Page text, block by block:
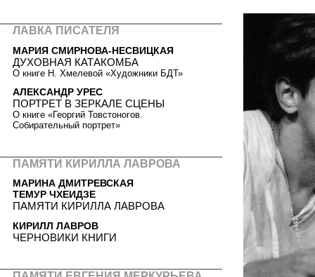
ЛАВКА ПИСАТЕЛЯ
МАРИЯ СМИРНОВА-НЕСВИЦКАЯ
ДУХОВНАЯ КАТАКОМБА
О книге Н. Хмелевой «Художники БДТ»
АЛЕКСАНДР УРЕС
ПОРТРЕТ В ЗЕРКАЛЕ СЦЕНЫ
О книге «Георгий Товстоногов.
Собирательный портрет»
ПАМЯТИ КИРИЛЛА ЛАВРОВА
МАРИНА ДМИТРЕВСКАЯ
ТЕМУР ЧХЕИДЗЕ
ПАМЯТИ КИРИЛЛА ЛАВРОВА
КИРИЛЛ ЛАВРОВ
ЧЕРНОВИКИ КНИГИ